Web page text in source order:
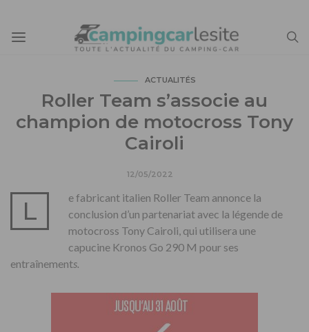
ACTUALITÉS
Roller Team s’associe au
champion de motocross Tony
Cairoli
12/05/2022
L
e fabricant italien Roller Team annonce la
conclusion d’un partenariat avec la légende de
motocross Tony Cairoli, qui utilisera une
capucine Kronos Go 290 M pour ses
entraînements.